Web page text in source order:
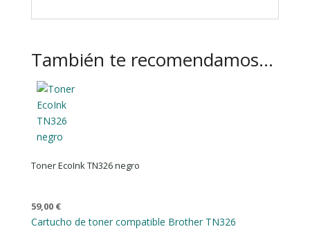
También te recomendamos…
Toner EcoInk TN326 negro
59,00 €
Cartucho de toner compatible Brother TN326